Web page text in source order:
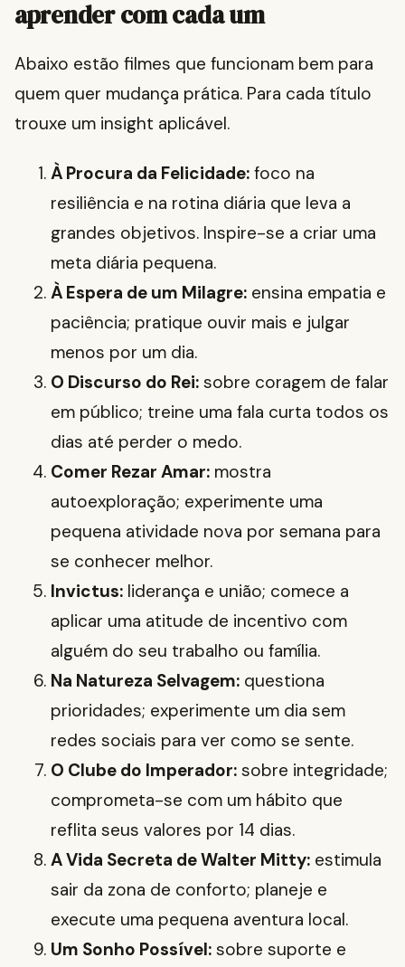
aprender com cada um
Abaixo estão filmes que funcionam bem para
quem quer mudança prática. Para cada título
trouxe um insight aplicável.
À Procura da Felicidade: foco na
resiliência e na rotina diária que leva a
grandes objetivos. Inspire-se a criar uma
meta diária pequena.
À Espera de um Milagre: ensina empatia e
paciência; pratique ouvir mais e julgar
menos por um dia.
O Discurso do Rei: sobre coragem de falar
em público; treine uma fala curta todos os
dias até perder o medo.
Comer Rezar Amar: mostra
autoexploração; experimente uma
pequena atividade nova por semana para
se conhecer melhor.
Invictus: liderança e união; comece a
aplicar uma atitude de incentivo com
alguém do seu trabalho ou família.
Na Natureza Selvagem: questiona
prioridades; experimente um dia sem
redes sociais para ver como se sente.
O Clube do Imperador: sobre integridade;
comprometa-se com um hábito que
reflita seus valores por 14 dias.
A Vida Secreta de Walter Mitty: estimula
sair da zona de conforto; planeje e
execute uma pequena aventura local.
Um Sonho Possível: sobre suporte e